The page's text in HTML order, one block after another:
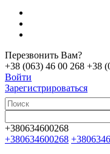
Перезвонить Вам?
+38 (063) 46 00 268 +38
Войти
Зарегистрироваться
+380634600268
+380634600268